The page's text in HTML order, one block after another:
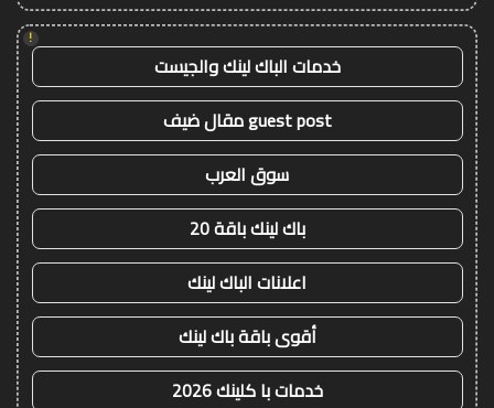
!
خدمات الباك لينك والجيست
guest post مقال ضيف
سوق العرب
باك لينك باقة 20
اعلانات الباك لينك
أقوى باقة باك لينك
خدمات با كلينك 2026